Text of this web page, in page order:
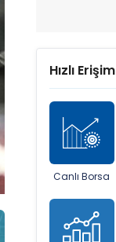
Hızlı Erişim
Canlı Borsa